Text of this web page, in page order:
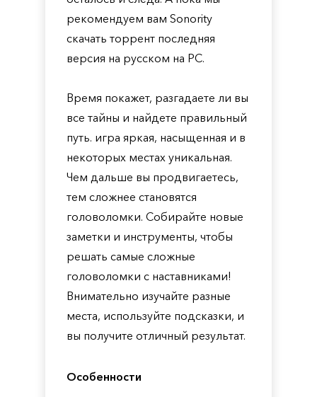
рекомендуем вам Sonority
скачать торрент последняя
версия на русском на PC.
Время покажет, разгадаете ли вы
все тайны и найдете правильный
путь. игра яркая, насыщенная и в
некоторых местах уникальная.
Чем дальше вы продвигаетесь,
тем сложнее становятся
головоломки. Собирайте новые
заметки и инструменты, чтобы
решать самые сложные
головоломки с наставниками!
Внимательно изучайте разные
места, используйте подсказки, и
вы получите отличный результат.
Особенности